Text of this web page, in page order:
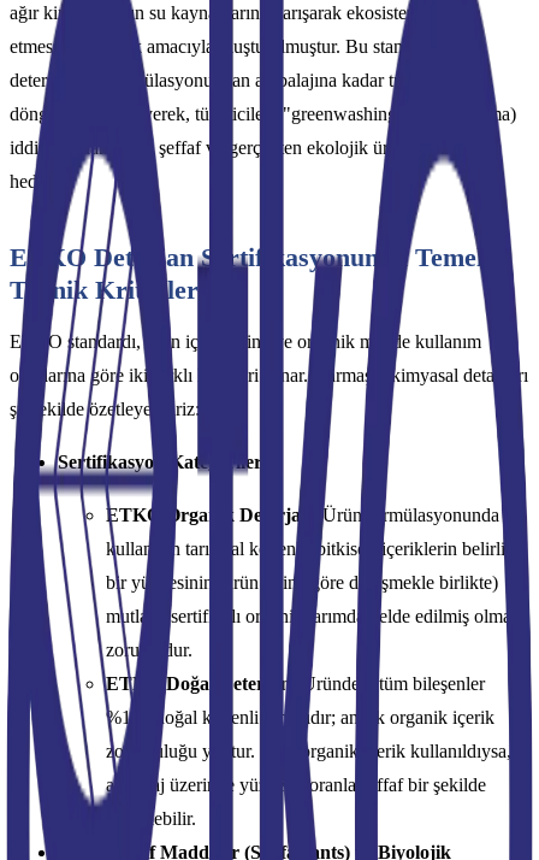
ağır kimyasalların su kaynaklarına karışarak ekosistemi tahrip
etmesini önlemek amacıyla oluşturulmuştur. Bu standart,
deterjanların formülasyonundan ambalajına kadar tüm yaşam
döngüsünü inceleyerek, tüketicilere "greenwashing" (yeşil aklama)
iddialarından uzak, şeffaf ve gerçekten ekolojik ürünler sunmayı
hedefler.
ETKO Deterjan Sertifikasyonunun Temel
Teknik Kriterleri
ETKO standardı, ürün içeriklerine ve organik madde kullanım
oranlarına göre iki farklı kategori sunar. Karmaşık kimyasal detayları
şu şekilde özetleyebiliriz:
Sertifikasyon Kategorileri:
ETKO Organik Deterjan:
Ürün formülasyonunda
kullanılan tarımsal kökenli (bitkisel) içeriklerin belirli
bir yüzdesinin (ürün tipine göre değişmekle birlikte)
mutlaka sertifikalı organik tarımdan elde edilmiş olması
zorunludur.
ETKO Doğal Deterjan:
Üründeki tüm bileşenler
%100 doğal kökenli olmalıdır; ancak organik içerik
zorunluluğu yoktur. Eğer organik içerik kullanıldıysa,
ambalaj üzerinde yüzdelik oranla şeffaf bir şekilde
belirtilebilir.
Yüzey Aktif Maddeler (Surfactants) ve Biyolojik